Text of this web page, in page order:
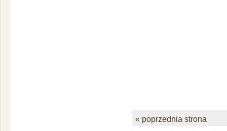
« poprzednia strona